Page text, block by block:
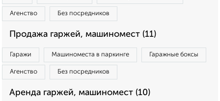
Агенство Без посредников
Продажа гаржей, машиномест (11)
Гаражи Машиноместа в паркинге Гаражные боксы
Агенство Без посредников
Аренда гаржей, машиномест (10)